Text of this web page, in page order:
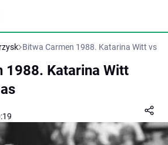
Bitwa Carmen 1988. Katarina Witt vs
1988. Katarina Witt